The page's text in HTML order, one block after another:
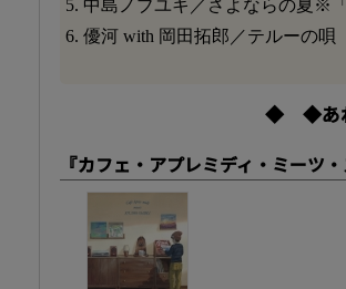
5. 中島ノブユキ／さよならの夏※
6. 優河 with 岡田拓郎／テルーの
◆ ◆あ
『カフェ・アプレミディ・ミーツ